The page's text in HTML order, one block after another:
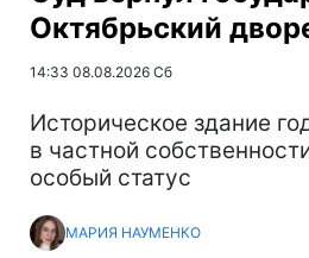
Октябрьский
14:33 08.08.2026 Сб
Историческое здание
в частной
особый статус
МАРИЯ НАУМЕНКО